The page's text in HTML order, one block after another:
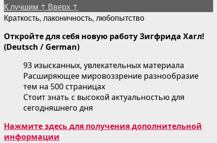
К лучшим ↑ Вверх ↑
Краткость, лаконичность, любопытство
Откройте для себя новую работу Зигфрида Хагл!
(Deutsch / German)
93 изысканных, увлекательных материала
Расширяющее мировоззрение разнообразие
тем на 500 страницах
Стоит знать с высокой актуальностью для
сегодняшнего дня
Нажмите здесь для получения дополнительной
информации